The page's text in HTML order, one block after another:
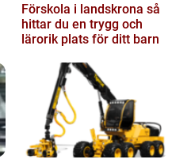
Förskola i landskrona så
hittar du en trygg och
lärorik plats för ditt barn